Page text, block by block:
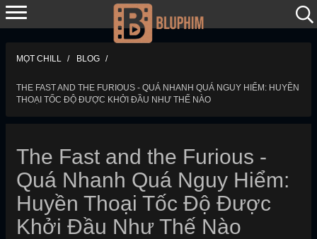
MỌT CHILL BLOG
THE FAST AND THE FURIOUS - QUÁ NHANH QUÁ NGUY HIỂM: HUYỀN
THOẠI TỐC ĐỘ ĐƯỢC KHỞI ĐẦU NHƯ THẾ NÀO
The Fast and the Furious -
Quá Nhanh Quá Nguy Hiểm:
Huyền Thoại Tốc Độ Được
Khởi Đầu Như Thế Nào